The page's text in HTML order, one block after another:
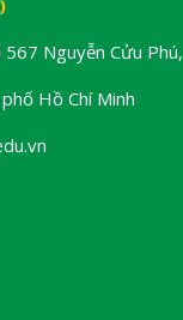
Nguyễn Cửu Phú,
Hồ Chí Minh